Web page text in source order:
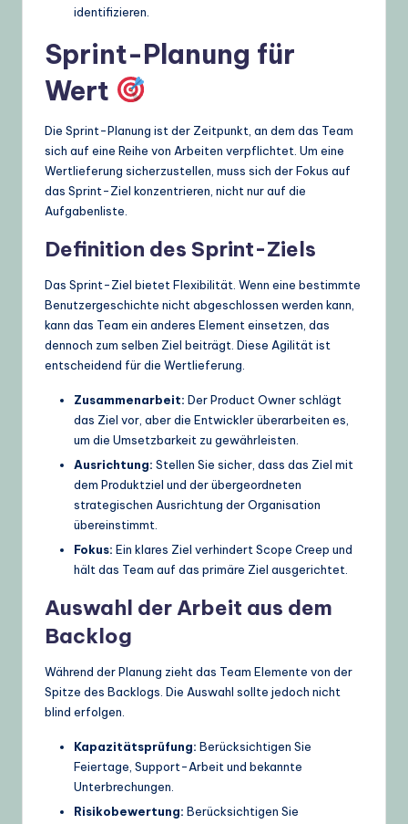
identifizieren.
Sprint-Planung für
Wert
Die Sprint-Planung ist der Zeitpunkt, an dem das Team
sich auf eine Reihe von Arbeiten verpflichtet. Um eine
Wertlieferung sicherzustellen, muss sich der Fokus auf
das Sprint-Ziel konzentrieren, nicht nur auf die
Aufgabenliste.
Definition des Sprint-Ziels
Das Sprint-Ziel bietet Flexibilität. Wenn eine bestimmte
Benutzergeschichte nicht abgeschlossen werden kann,
kann das Team ein anderes Element einsetzen, das
dennoch zum selben Ziel beiträgt. Diese Agilität ist
entscheidend für die Wertlieferung.
Zusammenarbeit: Der Product Owner schlägt
das Ziel vor, aber die Entwickler überarbeiten es,
um die Umsetzbarkeit zu gewährleisten.
Ausrichtung: Stellen Sie sicher, dass das Ziel mit
dem Produktziel und der übergeordneten
strategischen Ausrichtung der Organisation
übereinstimmt.
Fokus: Ein klares Ziel verhindert Scope Creep und
hält das Team auf das primäre Ziel ausgerichtet.
Auswahl der Arbeit aus dem
Backlog
Während der Planung zieht das Team Elemente von der
Spitze des Backlogs. Die Auswahl sollte jedoch nicht
blind erfolgen.
Kapazitätsprüfung: Berücksichtigen Sie
Feiertage, Support-Arbeit und bekannte
Unterbrechungen.
Risikobewertung: Berücksichtigen Sie